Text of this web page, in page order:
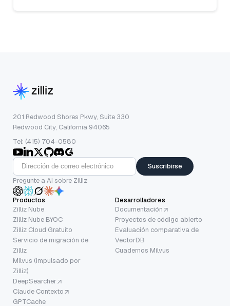
201 Redwood Shores Pkwy, Suite 330
Redwood City, California 94065
Tel: (415) 704-0580
Suscribirse
Pregunte a AI sobre Zilliz
Productos
Zilliz Nube
Zilliz Nube BYOC
Zilliz Cloud Gratuito
Servicio de migración de
Zilliz
Milvus (impulsado por
Zilliz)
DeepSearcher
Claude Contexto
GPTCache
Desarrolladores
Documentación
Proyectos de código abierto
Evaluación comparativa de
VectorDB
Cuadernos Milvus